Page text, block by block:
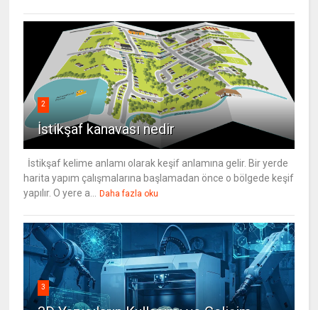
2
İstikşaf kanavası nedir
İstikşaf kelime anlamı olarak keşif anlamına gelir. Bir yerde
harita yapım çalışmalarına başlamadan önce o bölgede keşif
yapılır. O yere a...
Daha fazla oku
3